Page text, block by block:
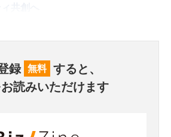
録 無料 すると、
読みいただけます